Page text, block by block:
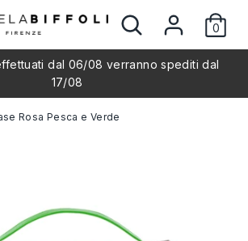
Search
0
dal 06/08 verranno spediti dal
17/08
Rosa Pesca e Verde